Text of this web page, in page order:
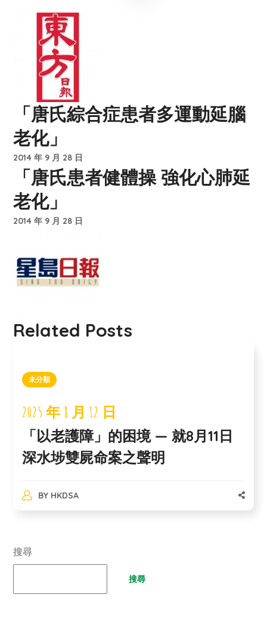
「唐氏綜合症患者多運動延腦
老化」
2014 年 9 月 28 日
「唐氏患者健體操 強化心肺延
老化」
2014 年 9 月 28 日
Related Posts
未分類
2025 年 8 月 12 日
「以老護障」的困境 — 就8月11日
深水埗雙屍命案之聲明
BY HKDSA
搜尋
搜尋